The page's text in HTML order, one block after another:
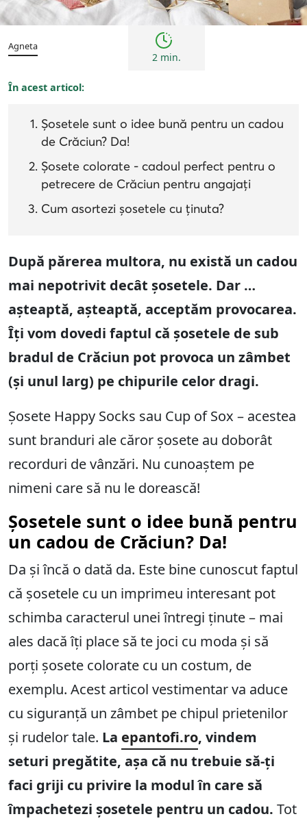
Sfaturi
Agneta
2 min.
În acest articol:
Șosetele sunt o idee bună pentru un cadou
de Crăciun? Da!
Șosete colorate - cadoul perfect pentru o
petrecere de Crăciun pentru angajați
Cum asortezi șosetele cu ținuta?
După părerea multora, nu există un cadou
mai nepotrivit decât șosetele. Dar …
așteaptă, așteaptă, acceptăm provocarea.
Îți vom dovedi faptul că șosetele de sub
bradul de Crăciun pot provoca un zâmbet
(și unul larg) pe chipurile celor dragi.
Șosete Happy Socks sau Cup of Sox – acestea
sunt branduri ale căror șosete au doborât
recorduri de vânzări. Nu cunoaștem pe
nimeni care să nu le dorească!
Șosetele sunt o idee bună pentru
un cadou de Crăciun? Da!
Da și încă o dată da. Este bine cunoscut faptul
că șosetele cu un imprimeu interesant pot
schimba caracterul unei întregi ținute – mai
ales dacă îți place să te joci cu moda și să
porți șosete colorate cu un costum, de
exemplu. Acest articol vestimentar va aduce
cu siguranță un zâmbet pe chipul prietenilor
și rudelor tale. La epantofi.ro, vindem
seturi pregătite, așa că nu trebuie să-ți
faci griji cu privire la modul în care să
împachetezi șosetele pentru un cadou. Tot